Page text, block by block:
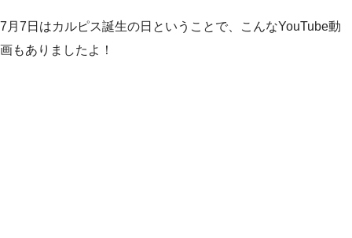
7月7日はカルピス誕生の日ということで、こんなYouTube動
画もありましたよ！